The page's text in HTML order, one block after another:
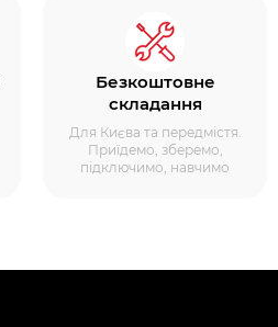
Безкоштовне
складання
Для Києва та передмістя.
Приїдемо, зберемо,
підключимо, навчимо